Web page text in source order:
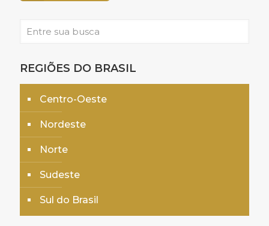
REGIÕES DO BRASIL
Centro-Oeste
Nordeste
Norte
Sudeste
Sul do Brasil